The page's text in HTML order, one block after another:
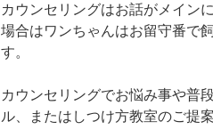
カウンセリングはお話がメイン
場合はワンちゃんはお留守番で
す。
カウンセリングでお悩み事や普
ル、またはしつけ方教室のご提